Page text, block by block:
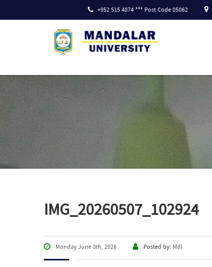
+952 515 4874 *** Post Code 05062
IMG_20260507_102924
Monday June 8th, 2026 Posted by: Mdl